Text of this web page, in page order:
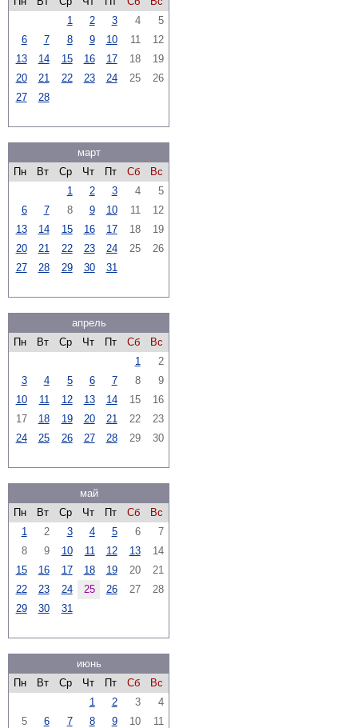
1
2 3 4
5
6
7 8 9 10 11
12
13
14 15 16 17 18
19
20
21 22 23 24 25
26
27
28
март
Пн
Вт Ср Чт Пт Сб
Вс
1
2 3 4
5
6
7 8 9 10 11
12
13
14 15 16 17 18
19
20
21 22 23 24 25
26
27
28 29 30 31
апрель
Пн
Вт Ср Чт Пт Сб
Вс
1
2
3
4 5 6 7 8
9
10
11 12 13 14 15
16
17
18 19 20 21 22
23
24
25 26 27 28 29 30
май
Пн
Вт Ср Чт Пт Сб
Вс
1
2 3 4 5 6
7
8
9 10 11 12 13
14
15
16 17 18 19 20
21
22
23 24 25 26 27
28
29
30 31
июнь
Пн
Вт Ср Чт Пт Сб
Вс
1
2 3
4
5
6 7 8 9 10
11